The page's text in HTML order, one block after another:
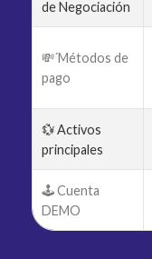
de Negociación
💸´Métodos de
pago
💱 Activos
principales
🕹️ Cuenta
DEMO